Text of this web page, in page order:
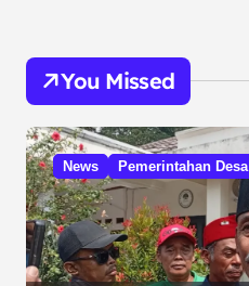
You Missed
News Pemerintahan Desa